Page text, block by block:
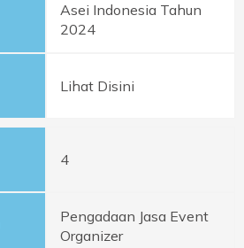
Asei Indonesia Tahun
2024
Lihat Disini
4
Pengadaan Jasa Event
Organizer